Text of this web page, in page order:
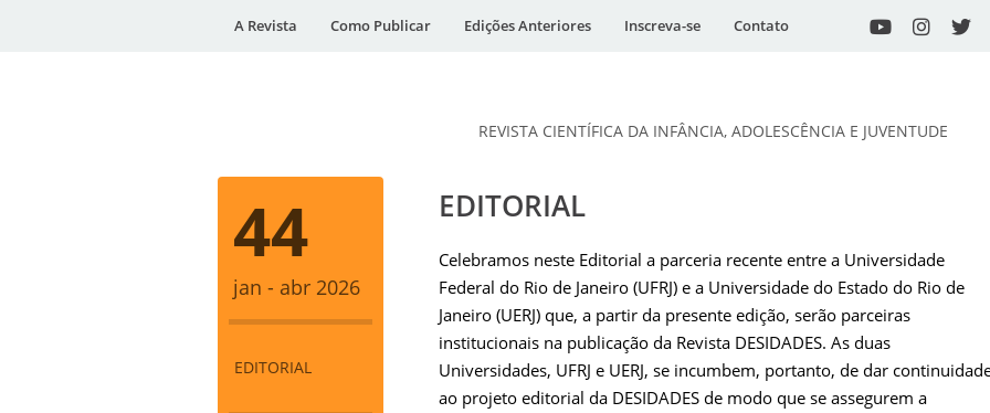
A Revista Como Publicar Edições Anteriores Inscreva-se Contato
REVISTA CIENTÍFICA DA INFÂNCIA, ADOLESCÊNCIA E JUVENTUDE
44
jan - abr 2026
EDITORIAL
EDITORIAL
Celebramos neste Editorial a parceria recente entre a Universidade
Federal do Rio de Janeiro (UFRJ) e a Universidade do Estado do Rio de
Janeiro (UERJ) que, a partir da presente edição, serão parceiras
institucionais na publicação da Revista DESIDADES. As duas
Universidades, UFRJ e UERJ, se incumbem, portanto, de dar
ao projeto editorial da DESIDADES de modo que se assegurem a